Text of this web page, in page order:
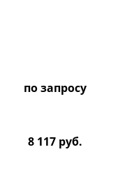
по запросу
8 117 руб.